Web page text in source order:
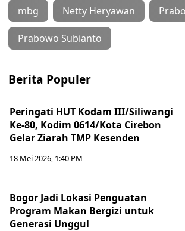
mbg Netty Heryawan
Prabowo Subianto
Berita Populer
Peringati HUT Kodam III/Siliwangi
Ke-80, Kodim 0614/Kota Cirebon
Gelar Ziarah TMP Kesenden
18 Mei 2026, 1:40 PM
Bogor Jadi Lokasi Penguatan
Program Makan Bergizi untuk
Generasi Unggul